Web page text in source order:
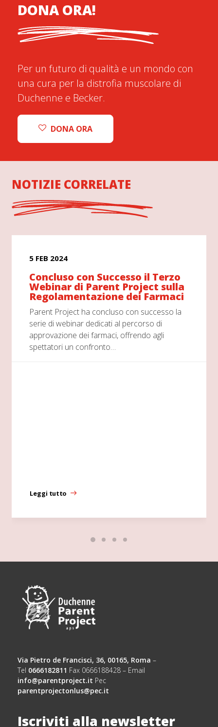
DONA ORA!
Per un futuro di qualità e un mondo con
una cura per la distrofia muscolare di
Duchenne e Becker.
DONA ORA
NOTIZIE CORRELATE
5 FEB 2024
Concluso con Successo il Terzo
Webinar di Parent Project sulla
Regolamentazione dei Farmaci
Parent Project ha concluso con successo la
serie di webinar dedicati al percorso di
approvazione dei farmaci, offrendo agli
spettatori un confronto…
Leggi tutto
Via Pietro de Francisci, 36, 00165, Roma –
Tel 0666182811 Fax 0666188428 – Email
info@parentproject.it Pec
parentprojectonlus@pec.it
Iscriviti alla newsletter